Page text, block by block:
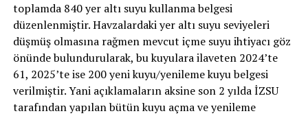
toplamda 840 yer altı suyu kullanma belgesi
düzenlenmiştir. Havzalardaki yer altı suyu seviyeleri
düşmüş olmasına rağmen mevcut içme suyu ihtiyacı göz
önünde bulundurularak, bu kuyulara ilaveten 2024’te
61, 2025’te ise 200 yeni kuyu/yenileme kuyu belgesi
verilmiştir. Yani açıklamaların aksine son 2 yılda İZSU
tarafından yapılan bütün kuyu açma ve yenileme